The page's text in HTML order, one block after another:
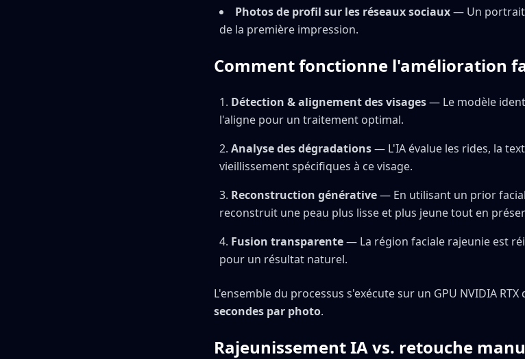
Photos de profil sur les réseaux sociaux— Un portrait
de la première impression.
Comment fonctionne l'amélioration
Détection & alignement des visages— Le modèle
l'aligne pour un traitement optimal.
Analyse des dégradations— L'IA évalue les rides, la
vieillissement spécifiques à ce visage.
Reconstruction générative— En utilisant un prior
reconstruit une peau plus lisse et plus jeune tout en
Fusion transparente— La région faciale rajeunie est
pour un résultat naturel.
L'ensemble du processus s'exécute sur un GPU NVIDIA
secondes par photo.
Rajeunissement IA vs. retouche